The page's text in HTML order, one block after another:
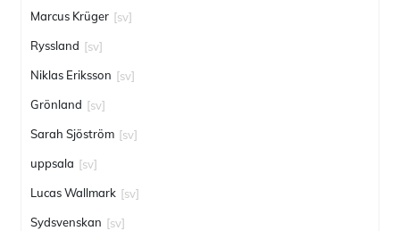
Marcus Krüger [sv]
Ryssland [sv]
Niklas Eriksson [sv]
Grönland [sv]
Sarah Sjöström [sv]
uppsala [sv]
Lucas Wallmark [sv]
Sydsvenskan [sv]